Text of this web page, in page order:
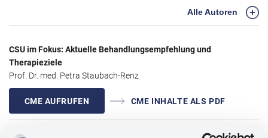
der CSU zu bewältigen. Diese Fortbildung bietet Ihnen Gelegenheit,
Alle Autoren
CSU im Fokus: Aktuelle Behandlungsempfehlung und
Therapieziele
Prof. Dr. med. Petra Staubach-Renz
CME AUFRUFEN CME INHALTE ALS PDF
Blick in die Zukunft: Neue Ideen für ein besseres Management